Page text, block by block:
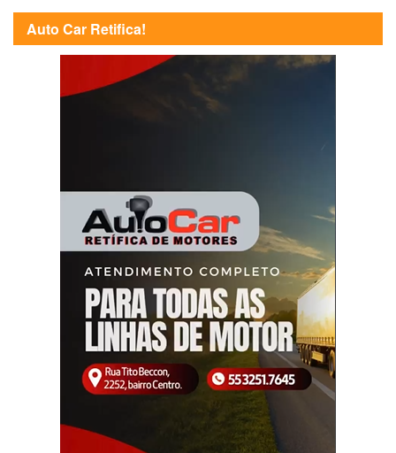
Auto Car Retifica!